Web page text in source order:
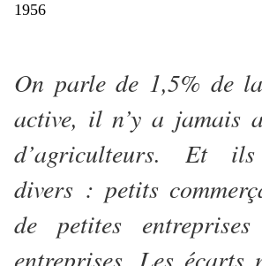
1956
On parle de 1,5% de
active, il n’y a jamais
d’agriculteurs. Et
divers : petits
de petites
entreprises. Les écarts